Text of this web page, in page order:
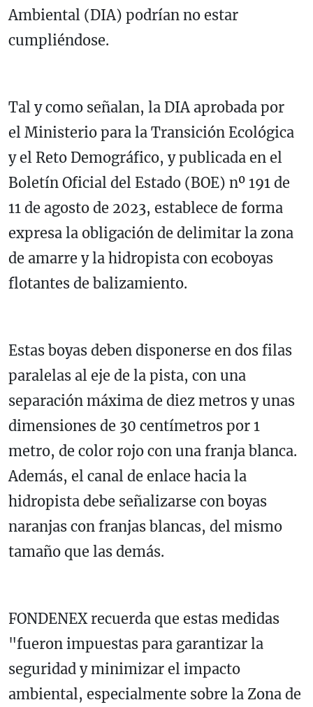
Ambiental (DIA) podrían no estar
cumpliéndose.
Tal y como señalan, la DIA aprobada por
el Ministerio para la Transición Ecológica
y el Reto Demográfico, y publicada en el
Boletín Oficial del Estado (BOE) nº 191 de
11 de agosto de 2023, establece de forma
expresa la obligación de delimitar la zona
de amarre y la hidropista con ecoboyas
flotantes de balizamiento.
Estas boyas deben disponerse en dos filas
paralelas al eje de la pista, con una
separación máxima de diez metros y unas
dimensiones de 30 centímetros por 1
metro, de color rojo con una franja blanca.
Además, el canal de enlace hacia la
hidropista debe señalizarse con boyas
naranjas con franjas blancas, del mismo
tamaño que las demás.
FONDENEX recuerda que estas medidas
"fueron impuestas para garantizar la
seguridad y minimizar el impacto
ambiental, especialmente sobre la Zona de